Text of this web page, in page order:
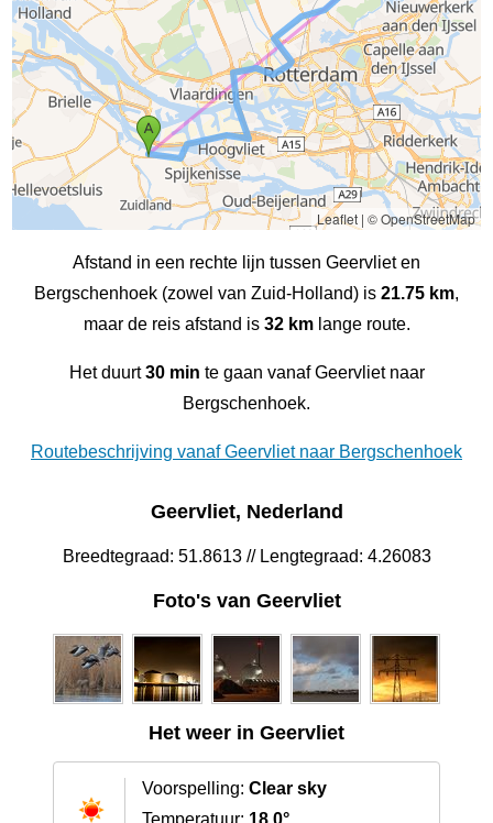
Leaflet| © OpenStreetMap
Afstand in een rechte lijn tussen Geervliet en
Bergschenhoek (zowel van Zuid-Holland) is 21.75 km,
maar de reis afstand is 32 kmlange route.
Het duurt30 min te gaan vanaf Geervliet naar
Bergschenhoek.
Routebeschrijving vanaf Geervliet naar Bergschenhoek
Geervliet, Nederland
Breedtegraad: 51.8613 // Lengtegraad: 4.26083
Foto's van Geervliet
Het weer in Geervliet
Voorspelling: Clear sky